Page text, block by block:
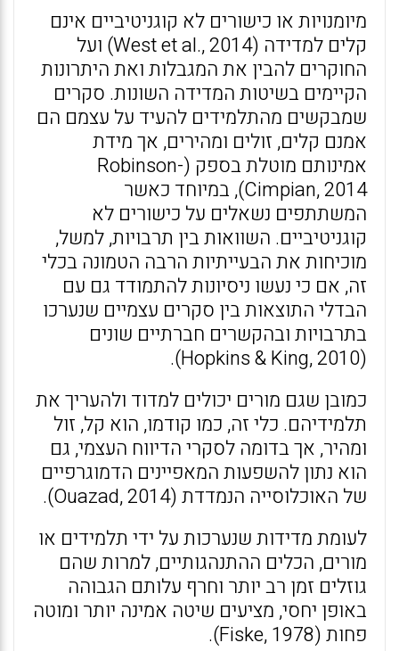
מיומנויות או כישורים לא קוגניטיביים אינם
קלים למדידה (West et al., 2014) ועל
החוקרים להבין את המגבלות ואת היתרונות
הקיימים בשיטות המדידה השונות. סקרים
שמבקשים מהתלמידים להעיד על עצמם הם
אמנם קלים, זולים ומהירים, אך מידת
אמינותם מוטלת בספק (Robinson-
Cimpian, 2014), במיוחד כאשר
המשתתפים נשאלים על כישורים לא
קוגניטיביים. השוואות בין תרבויות, למשל,
מוכיחות את הבעייתיות הרבה הטמונה בכלי
זה, אם כי נעשו ניסיונות להתמודד גם עם
הבדלי התוצאות בין סקרים עצמיים שנערכו
בתרבויות ובהקשרים חברתיים שונים
(Hopkins & King, 2010).
כמובן שגם מורים יכולים למדוד ולהעריך את
תלמידיהם. כלי זה, כמו קודמו, הוא קל, זול
ומהיר, אך בדומה לסקרי הדיווח העצמי, גם
הוא נתון להשפעות המאפיינים הדמוגרפיים
של האוכלוסייה הנמדדת (Ouazad, 2014).
לעומת מדידות שנערכות על ידי תלמידים או
מורים, הכלים ההתנהגותיים, למרות שהם
גוזלים זמן רב יותר וחרף עלותם הגבוהה
באופן יחסי, מציעים שיטה אמינה יותר ומוטה
פחות (Fiske, 1978).